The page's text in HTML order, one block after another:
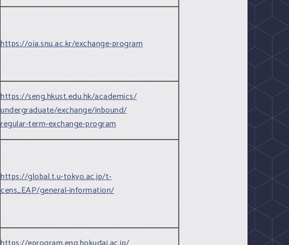
https://oia.snu.ac.kr/exchange-program
https://seng.hkust.edu.hk/academics/
undergraduate/exchange/inbound/
regular-term-exchange-program
https://global.t.u-tokyo.ac.jp/t-
cens_EAP/general-information/